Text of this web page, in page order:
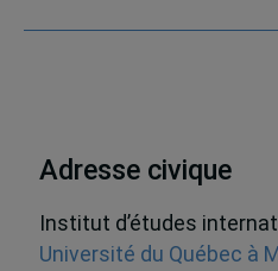
Adresse civique
Institut d’études
Université du Québec à